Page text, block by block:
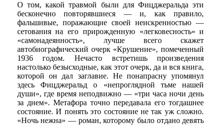
О том, какой травмой были для Фицджеральда эти
бесконечно повторявшиеся — и, как правило,
фальшивые, поражающие своей неискренностью —
сетования на его прирожденную «легковесность» и
«самонадеянность», лучше всего скажет
автобиографический очерк «Крушение», помеченный
1936 годом. Нечасто встретишь произведения
настолько безысходные, как этот очерк, да и вся книга,
которой он дал заглавие. Не понапрасну упомянул
здесь Фицджеральд о «непроглядной тьме нашей
души», где время неподвижно — «три часа ночи день
за днем». Метафора точно передавала его тогдашнее
состояние. И понять это состояние не так уж сложно.
«Ночь нежна» — роман, которому было отдано девять